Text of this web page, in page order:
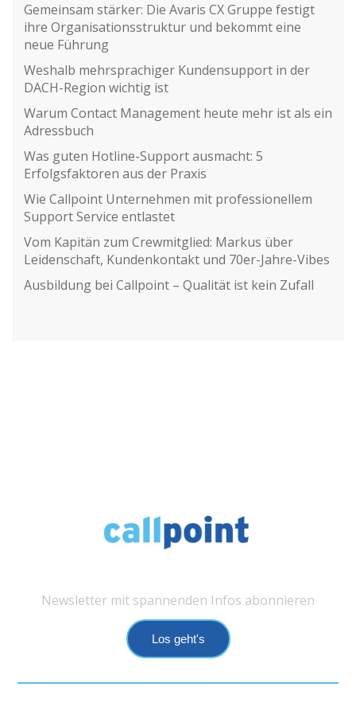
Gemeinsam stärker: Die Avaris CX Gruppe festigt
ihre Organisationsstruktur und bekommt eine
neue Führung
Weshalb mehrsprachiger Kundensupport in der
DACH-Region wichtig ist
Warum Contact Management heute mehr ist als ein
Adressbuch
Was guten Hotline-Support ausmacht: 5
Erfolgsfaktoren aus der Praxis
Wie Callpoint Unternehmen mit professionellem
Support Service entlastet
Vom Kapitän zum Crewmitglied: Markus über
Leidenschaft, Kundenkontakt und 70er-Jahre-Vibes
Ausbildung bei Callpoint – Qualität ist kein Zufall
Newsletter mit spannenden Infos abonnieren
Los geht's